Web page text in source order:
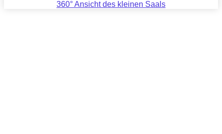
360° Ansicht des kleinen Saals